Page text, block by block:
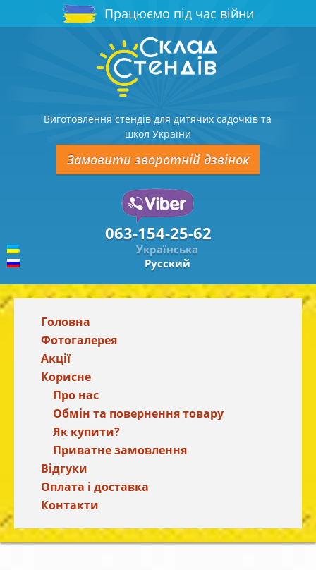
Працюємо під час війни
Виготовлення стендів для дитячих садочків та
школ України
Замовити зворотній дзвінок
063-154-25-62
Українська
Русский
Головна
Фотогалерея
Акції
Корисне
Про нас
Обмін та повернення товару
Як купити?
Приватне замовлення
Відгуки
Оплата і доставка
Контакти